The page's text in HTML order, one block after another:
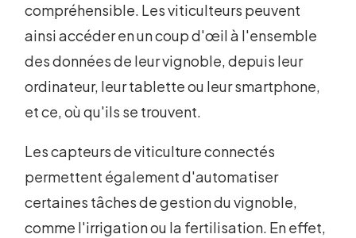
compréhensible. Les viticulteurs peuvent
ainsi accéder en un coup d'œil à l'ensemble
des données de leur vignoble, depuis leur
ordinateur, leur tablette ou leur smartphone,
et ce, où qu'ils se trouvent.
Les capteurs de viticulture connectés
permettent également d'automatiser
certaines tâches de gestion du vignoble,
comme l'irrigation ou la fertilisation. En effet,